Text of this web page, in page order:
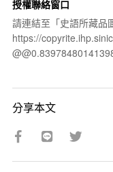
授權聯絡窗口
請連結至「史語所藏品
https://
分享本文